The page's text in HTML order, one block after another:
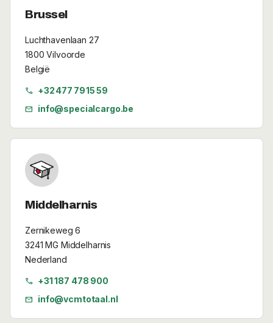
Brussel
Luchthavenlaan 27
1800 Vilvoorde
België
call +32 477 79 15 59
mail info@specialcargo.be
Middelharnis
Zernikeweg 6
3241 MG Middelharnis
Nederland
call +31 187 478 900
mail info@vcmtotaal.nl